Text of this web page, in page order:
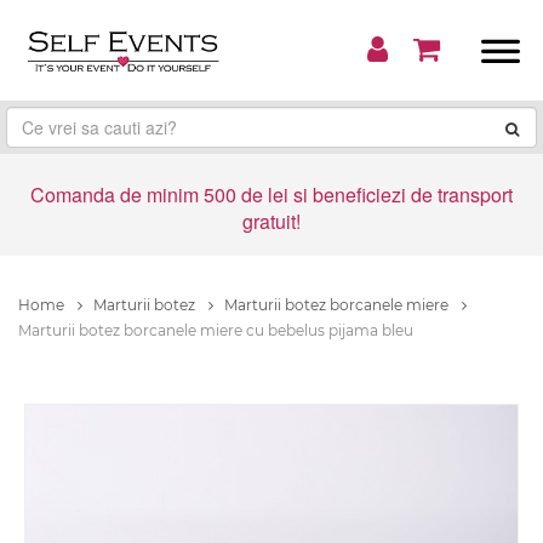
Comanda de minim 500 de lei si beneficiezi de transport
gratuit!
Home Marturii botez
Marturii botez borcanele miere
Marturii botez borcanele miere cu bebelus pijama bleu